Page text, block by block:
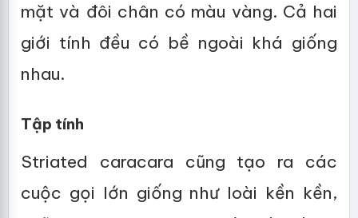
mặt và đôi chân có màu vàng. Cả hai
giới tính đều có bề ngoài khá giống
nhau.
Tập tính
Striated caracara cũng tạo ra các
cuộc gọi lớn giống như loài kền kền,